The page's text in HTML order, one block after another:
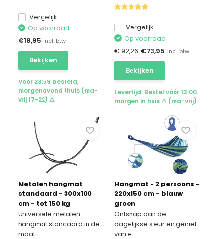
Vergelijk
Op voorraad
€18,95 Incl. btw
Bekijken
Voor 23:59 besteld,
morgenavond thuis (ma-
vrij 17-22) ⚠
Vergelijk
Op voorraad
€ 92,26 €73,95 Incl. btw
Bekijken
Levertijd: Bestel vóór 13:00,
morgen in huis ⚠ (ma-vrij)
Metalen hangmat
standaard - 300x100
cm - tot 150 kg
Universele metalen
hangmat standaard in de
maat...
Hangmat - 2 persoons -
220x150 cm - blauw
groen
Ontsnap aan de
dagelijkse sleur en geniet
van e...